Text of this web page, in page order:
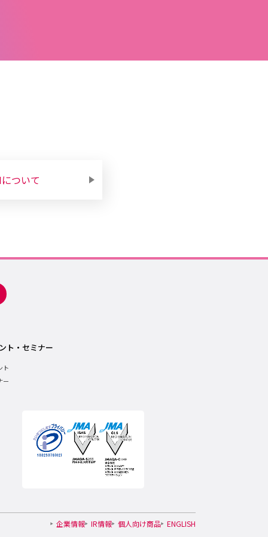
ついて
ト・セミナー
ト
ー
企業情報 IR情報 個人向け商品 ENGLISH